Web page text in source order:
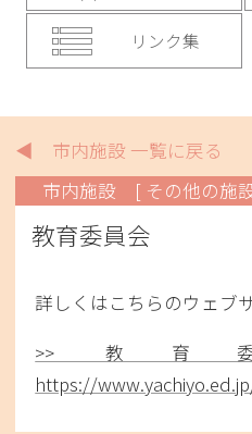
リンク集
◀ 市内施設 一覧に戻る
市内施設
[ その他の施
教育委員会
詳しくはこちらのウェブ
>> 教
https://